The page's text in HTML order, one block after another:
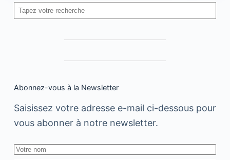
Rechercher
Abonnez-vous à la Newsletter
Saisissez votre adresse e-mail ci-dessous pour
vous abonner à notre newsletter.